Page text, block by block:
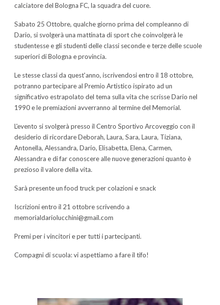
calciatore del Bologna FC, la squadra del cuore.
Sabato 25 Ottobre, qualche giorno prima del compleanno di
Dario, si svolgerà una mattinata di sport che coinvolgerà le
studentesse e gli studenti delle classi seconde e terze delle scuole
superiori di Bologna e provincia.
Le stesse classi da quest'anno, iscrivendosi entro il 18 ottobre,
potranno partecipare al Premio Artistico ispirato ad un
significativo estrapolato del tema sulla vita che scrisse Dario nel
1990 e le premiazioni avverranno al termine del Memorial.
L'evento si svolgerà presso il Centro Sportivo Arcoveggio con il
desiderio di ricordare Deborah, Laura, Sara, Laura, Tiziana,
Antonella, Alessandra, Dario, Elisabetta, Elena, Carmen,
Alessandra e di far conoscere alle nuove generazioni quanto è
prezioso il valore della vita.
Sarà presente un food truck per colazioni e snack
Iscrizioni entro il 21 ottobre scrivendo a
memorialdariolucchini@gmail.com
Premi per i vincitori e per tutti i partecipanti.
Compagni di scuola: vi aspettiamo a fare il tifo!